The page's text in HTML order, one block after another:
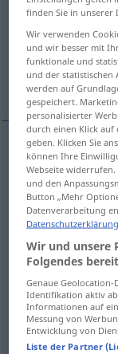
Übersicht
(Für mehr Details
sac
sacm Sack
couillesfpl SL
Beispiele
alter, geiler
finden Sie in unserer
Wir verwenden
und wir besser mit
funktionale und
und der statistischen
werden auf
gespeichert.
personalisierter
durch einen Klick auf
geben. Klicken Sie
können Ihre
Webseite
und den
Button „Mehr
Datenverarbeitung
Datenschutzerklärung
Wir und unsere
Folgendes
Genaue
Identifikation aktiv
Informationen auf
Messung von
Entwicklung von
Liste der Partner